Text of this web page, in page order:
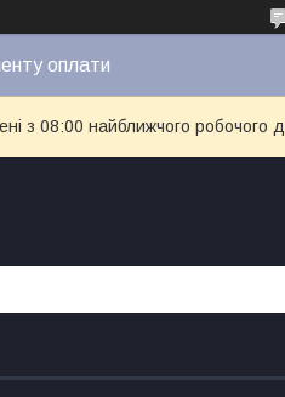
оплати
з 08:00 найближчого робочого